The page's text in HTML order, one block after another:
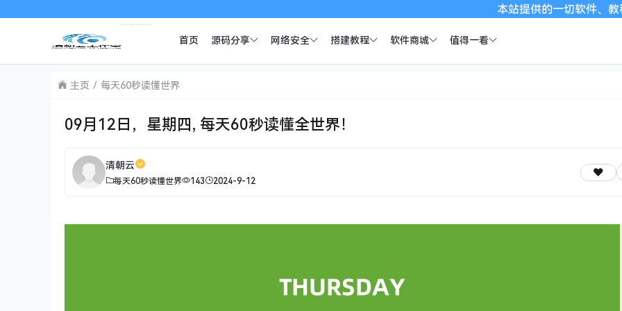
本站提供的一切软件、教程和内容
首页 源码分享 网络安全 搭建教程 软件商城 值得一看
主页 每天60秒读懂世界
09月12日，星期四, 每天60秒读懂全世界！
清朝云
每天60秒读懂世界 143 2024-9-12